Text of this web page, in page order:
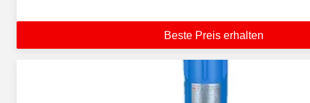
Beste Preis erhalten